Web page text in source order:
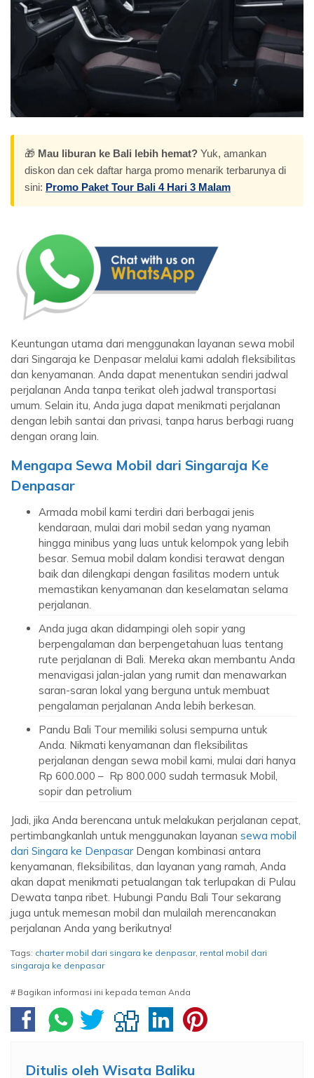
🎁 Mau liburan ke Bali lebih hemat? Yuk, amankan
diskon dan cek daftar harga promo menarik terbarunya di
sini: Promo Paket Tour Bali 4 Hari 3 Malam
Keuntungan utama dari menggunakan layanan sewa mobil
dari Singaraja ke Denpasar melalui kami adalah fleksibilitas
dan kenyamanan. Anda dapat menentukan sendiri jadwal
perjalanan Anda tanpa terikat oleh jadwal transportasi
umum. Selain itu, Anda juga dapat menikmati perjalanan
dengan lebih santai dan privasi, tanpa harus berbagi ruang
dengan orang lain.
Mengapa Sewa Mobil dari Singaraja Ke
Denpasar
Armada mobil kami terdiri dari berbagai jenis
kendaraan, mulai dari mobil sedan yang nyaman
hingga minibus yang luas untuk kelompok yang lebih
besar. Semua mobil dalam kondisi terawat dengan
baik dan dilengkapi dengan fasilitas modern untuk
memastikan kenyamanan dan keselamatan selama
perjalanan.
Anda juga akan didampingi oleh sopir yang
berpengalaman dan berpengetahuan luas tentang
rute perjalanan di Bali. Mereka akan membantu Anda
menavigasi jalan-jalan yang rumit dan menawarkan
saran-saran lokal yang berguna untuk membuat
pengalaman perjalanan Anda lebih berkesan.
Pandu Bali Tour memiliki solusi sempurna untuk
Anda. Nikmati kenyamanan dan fleksibilitas
perjalanan dengan sewa mobil kami, mulai dari hanya
Rp 600.000 – Rp 800.000 sudah termasuk Mobil,
sopir dan petrolium
Jadi, jika Anda berencana untuk melakukan perjalanan cepat,
pertimbangkanlah untuk menggunakan layanan sewa mobil
dari Singara ke Denpasar Dengan kombinasi antara
kenyamanan, fleksibilitas, dan layanan yang ramah, Anda
akan dapat menikmati petualangan tak terlupakan di Pulau
Dewata tanpa ribet. Hubungi Pandu Bali Tour sekarang
juga untuk memesan mobil dan mulailah merencanakan
perjalanan Anda yang berikutnya!
Tags: charter mobil dari singara ke denpasar, rental mobil dari
singaraja ke denpasar
# Bagikan informasi ini kepada teman Anda
Ditulis oleh Wisata Baliku